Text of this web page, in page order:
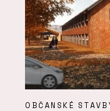
OBČANSKÉ